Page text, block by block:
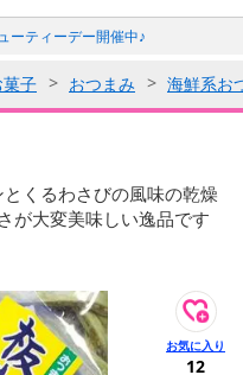
ーティーデー開催中♪
菓子 おつまみ 海鮮系お
くるわさびの風味の乾燥
が大変美味しい逸品です
12